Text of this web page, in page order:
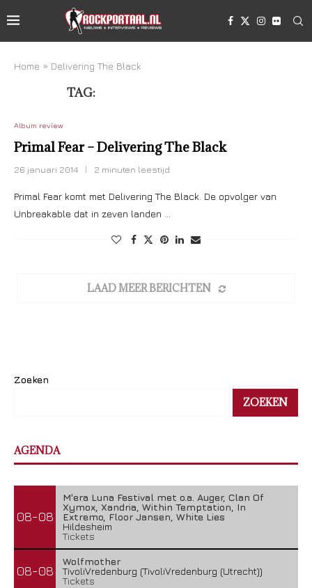
Home » Delivering The Black
TAG:
Album review
Primal Fear – Delivering The Black
26 januari 2014 2 minuten leestijd
Primal Fear komt met Delivering The Black. De opvolger van
Unbreakable dat in zeven landen …
LAAD MEER BERICHTEN
Zoeken
ZOEKEN
AGENDA
08-08
M'era Luna Festival met o.a. Auger, Clan Of
Xymox, Xandria, Within Temptation, In
Extremo, Floor Jansen, White Lies
Hildesheim
Tickets
08-08
Wolfmother
TivoliVredenburg (TivoliVredenburg (Utrecht))
Tickets